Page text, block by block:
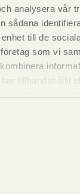
analysera vår
sådana
till de
som vi
tillhandahållit